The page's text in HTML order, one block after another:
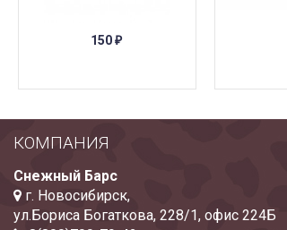
150 ₽
КОМПАНИЯ
Снежный Барс
г. Новосибирск,
ул.Бориса Богаткова, 228/1, офис 224Б